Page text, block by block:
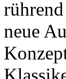
neue